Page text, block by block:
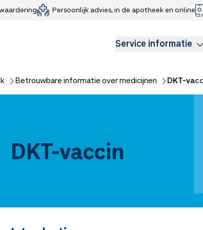
Persoonlijk advies, in de apotheek en online
Service informatie
Jouw medische gegevens delen
Medicijnen voor kinderen
Betrouwbare informatie over medicijnen DKT-
DKT-vaccin